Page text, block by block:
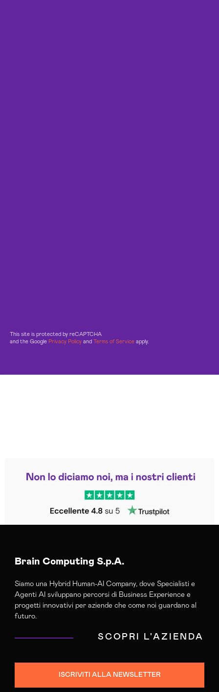
This site is protected by reCAPTCHA
and the Google Privacy Policy and Terms of Service apply.
Trustpilot
Brain Computing S.p.A.
Siamo una Hybrid Human-AI Company, dove Specialisti e
Agenti AI sviluppano percorsi di Business Experience e
progetti innovativi per aziende che come noi guardano al
futuro.
SCOPRI L'AZIENDA
ISCRIVITI ALLA NEWSLETTER